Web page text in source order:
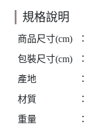
規格說明
商品尺寸(cm) ：
包裝尺寸(cm)
：
產地
：
材質
：
重量
：